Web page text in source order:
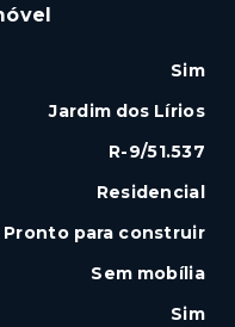
Sim
Jardim dos Lírios
R-9/51.537
Residencial
Pronto para construir
Sem mobília
Sim